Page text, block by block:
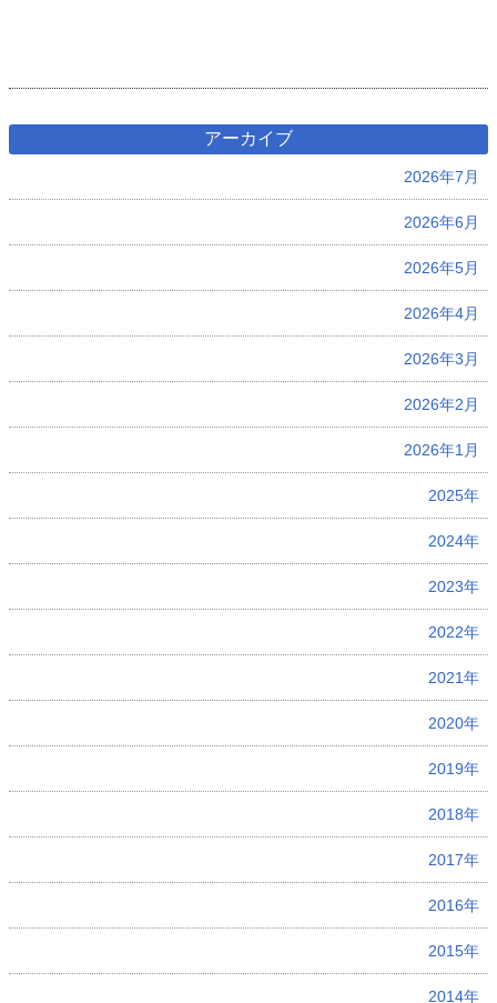
アーカイブ
2026年7月
2026年6月
2026年5月
2026年4月
2026年3月
2026年2月
2026年1月
2025年
2024年
2023年
2022年
2021年
2020年
2019年
2018年
2017年
2016年
2015年
2014年